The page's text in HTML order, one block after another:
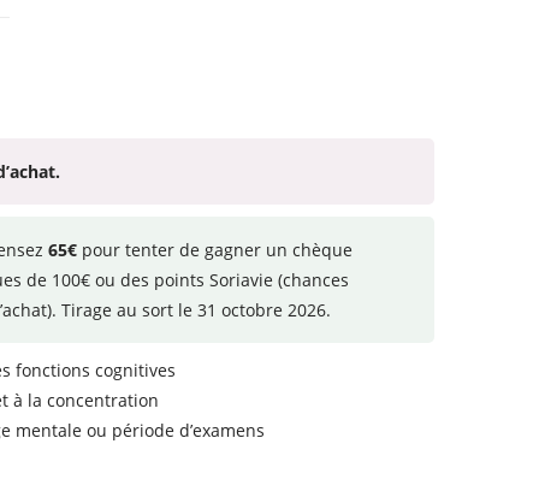
65€ pour tenter de gagner un chèque
de 100€ ou des points Soriavie (chances
Tirage au sort le 31 octobre 2026.
fonctions cognitives
à la concentration
mentale ou période d’examens